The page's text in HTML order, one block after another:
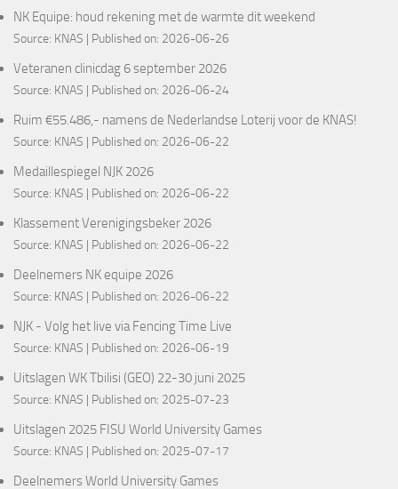
NK Equipe: houd rekening met de warmte dit weekend
Source: KNAS Published on: 2026-06-26
Veteranen clinicdag 6 september 2026
Source: KNAS Published on: 2026-06-24
Ruim €55.486,- namens de Nederlandse Loterij voor de KNAS!
Source: KNAS Published on: 2026-06-22
Medaillespiegel NJK 2026
Source: KNAS Published on: 2026-06-22
Klassement Verenigingsbeker 2026
Source: KNAS Published on: 2026-06-22
Deelnemers NK equipe 2026
Source: KNAS Published on: 2026-06-22
NJK - Volg het live via Fencing Time Live
Source: KNAS Published on: 2026-06-19
Uitslagen WK Tbilisi (GEO) 22-30 juni 2025
Source: KNAS Published on: 2025-07-23
Uitslagen 2025 FISU World University Games
Source: KNAS Published on: 2025-07-17
Deelnemers World University Games